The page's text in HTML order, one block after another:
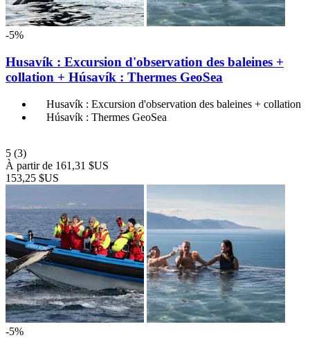
-5%
Husavík : Excursion d'observation des baleines +
collation + Húsavík : Thermes GeoSea
Husavík : Excursion d'observation des baleines + collation
Húsavík : Thermes GeoSea
5 (3)
À partir de 161,31 $US
153,25 $US
-5%